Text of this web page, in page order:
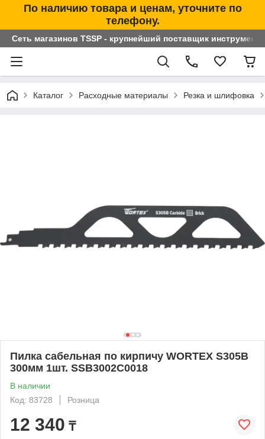
По наличию товара и ценам, уточните по
телефону.
Сеть магазинов TSSP - крупнейший поставщик
Каталог Расходные материалы Резка и шлифовка
Пилка сабельная по кирпичу WORTEX S305B
300мм 1шт. SSB3002C0018
В наличии
Код: 83728
Розница
12 340 ₸